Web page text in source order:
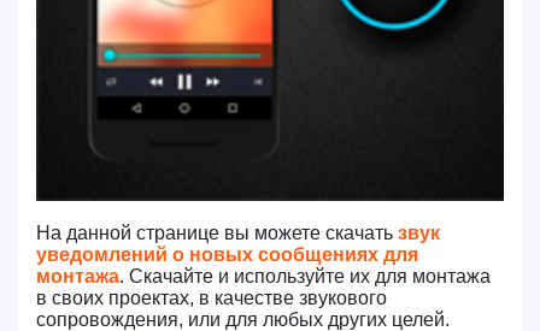
На данной странице вы можете скачать звук
уведомлений о новых сообщениях для
монтажа. Скачайте и используйте их для монтажа
в своих проектах, в качестве звукового
сопровождения, или для любых других целей.